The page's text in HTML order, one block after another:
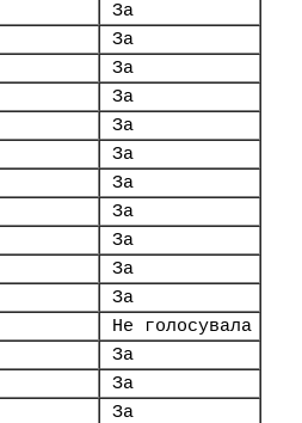
За
За
За
За
За
За
За
За
За
За
За
Не голосувала
За
За
За